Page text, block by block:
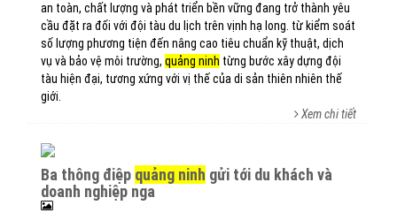
an toàn, chất lượng và phát triển bền vững đang trở thành yêu
cầu đặt ra đối với đội tàu du lịch trên vịnh hạ long. từ kiểm soát
số lượng phương tiện đến nâng cao tiêu chuẩn kỹ thuật, dịch
vụ và bảo vệ môi trường, quảng ninh từng bước xây dựng đội
tàu hiện đại, tương xứng với vị thế của di sản thiên nhiên thế
giới.
Xem chi tiết
ba thông điệp quảng ninh gửi tới du khách và
doanh nghiệp nga